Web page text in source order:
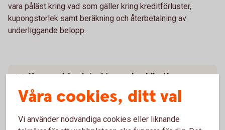
vara påläst kring vad som gäller kring kreditförluster,
kupongstorlek samt beräkning och återbetalning av
underliggande belopp.
Mer om risker i strukturerade obligationer
För- och nackdelar med
Våra cookies, ditt val
Vi använder nödvändiga cookies eller liknande